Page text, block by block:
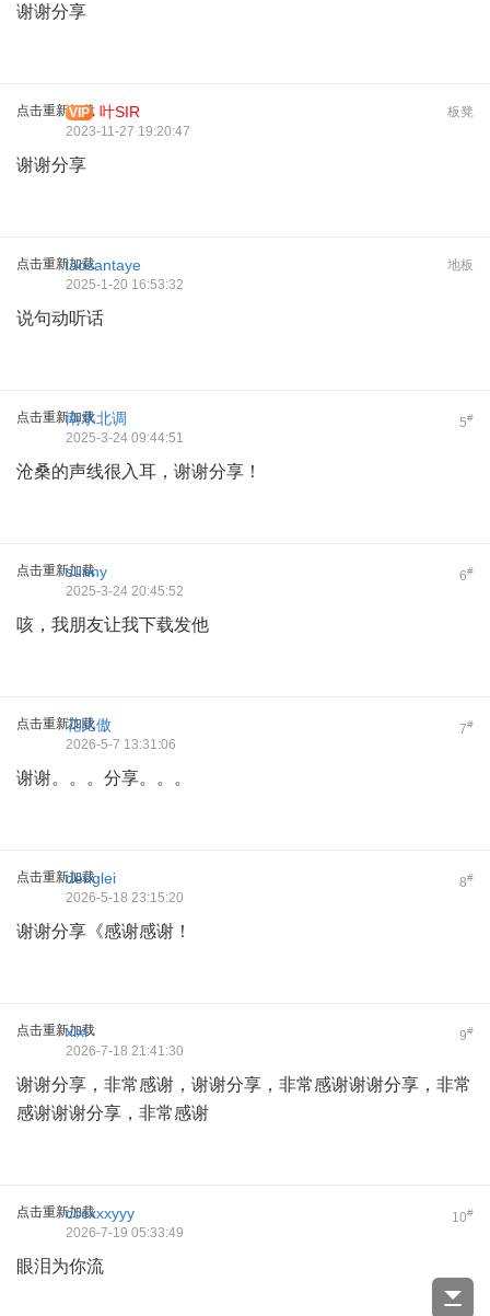
谢谢分享
点击重新加载 板凳
VIP 叶SIR
2023-11-27 19:20:47
谢谢分享
点击重新加载 地板
laosantaye
2025-1-20 16:53:32
说句动听话
点击重新加载 5#
南水北调
2025-3-24 09:44:51
沧桑的声线很入耳，谢谢分享！
点击重新加载 6#
sunny
2025-3-24 20:45:52
咳，我朋友让我下载发他
点击重新加载 7#
花比傲
2026-5-7 13:31:06
谢谢。。。分享。。。
点击重新加载 8#
denglei
2026-5-18 23:15:20
谢谢分享《感谢感谢！
点击重新加载 9#
xixl
2026-7-18 21:41:30
谢谢分享，非常感谢，谢谢分享，非常感谢谢谢分享，非常
感谢谢谢分享，非常感谢
点击重新加载 10#
cccxxxyyy
2026-7-19 05:33:49
眼泪为你流